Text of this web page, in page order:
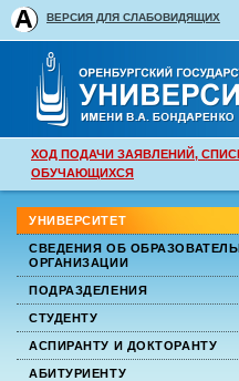
ВЕРСИЯ ДЛЯ СЛАБОВИДЯЩИХ
ХОД ПОДАЧИ ЗАЯВЛЕНИЙ,
ОБУЧАЮЩИХСЯ
УНИВЕРСИТЕТ
СВЕДЕНИЯ ОБ
ОРГАНИЗАЦИИ
ПОДРАЗДЕЛЕНИЯ
СТУДЕНТУ
АСПИРАНТУ И ДОКТОРАНТУ
АБИТУРИЕНТУ